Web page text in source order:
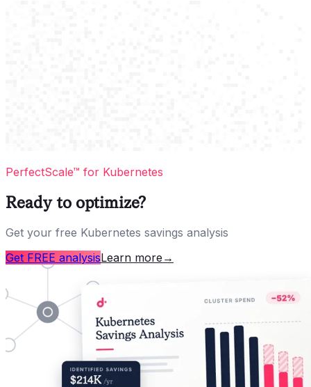
PerfectScale™ for Kubernetes
Ready to optimize?
Get your free Kubernetes savings analysis
Get FREE analysisLearn more →